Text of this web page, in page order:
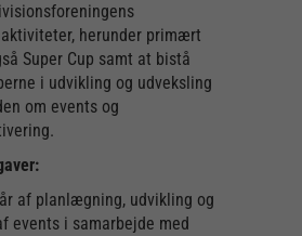
herunder primært
Super Cup samt at bistå
i udvikling og udveksling
om events og
af planlægning, udvikling og
events i samarbejde med